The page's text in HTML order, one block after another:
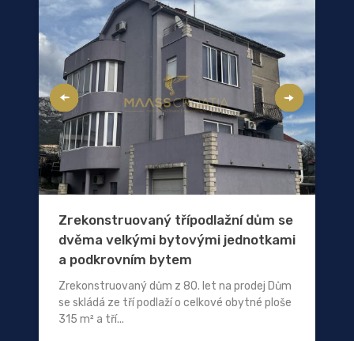
Zrekonstruovaný třípodlažní dům se
dvěma velkými bytovými jednotkami
a podkrovním bytem
Zrekonstruovaný dům z 80. let na prodej Dům
se skládá ze tří podlaží o celkové obytné ploše
315 m² a tří...